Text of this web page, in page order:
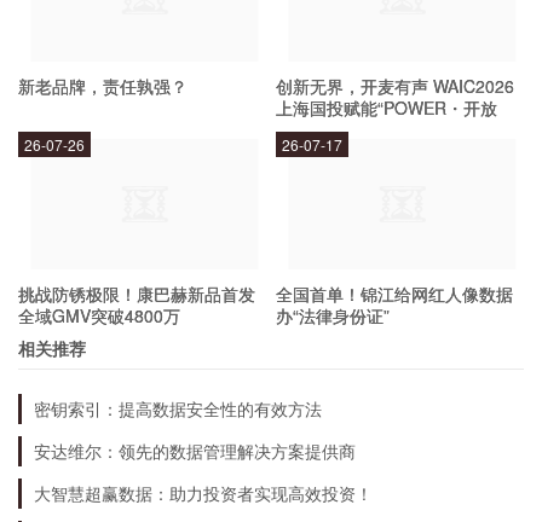
4. 进行支付：用户可以在商家扫码支付或通过输
入商家的账号进行付款。
Plus钱包采用了多重安全措施，包括密码保护、指
纹识别、实名认证等。此外，Plus钱包还与多家银
技术和设备，保障用户的资金安全。
Plus钱包有哪些优势？
新老品牌，责任孰强？
创新无界，开麦有声 WAIC2026
上海国投赋能“POWER・开放
麦”专场成功举办
挑战防锈极限！康巴赫新品首发
全域GMV突破4800万
26-07-26
全国首单！锦江给网红人像数据
办“法律身份证”
26-07-17
相关推荐
密钥索引：提高数据安全性的有效方法
安达维尔：领先的数据管理解决方案提供商
大智慧超赢数据：助力投资者实现高效投资！